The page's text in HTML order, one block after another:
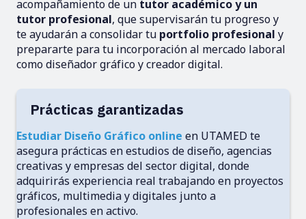
acompañamiento de un tutor académico y un
tutor profesional, que supervisarán tu progreso y
te ayudarán a consolidar tu portfolio profesional y
prepararte para tu incorporación al mercado laboral
como diseñador gráfico y creador digital.
Prácticas garantizadas
Estudiar Diseño Gráfico online en UTAMED te
asegura prácticas en estudios de diseño, agencias
creativas y empresas del sector digital, donde
adquirirás experiencia real trabajando en proyectos
gráficos, multimedia y digitales junto a
profesionales en activo.